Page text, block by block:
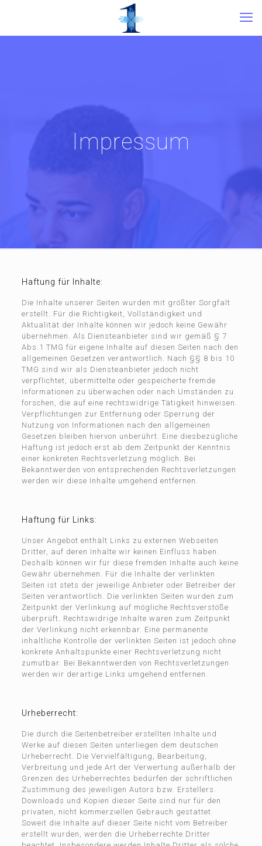
Impressum
Haftung für Inhalte:
Die Inhalte unserer Seiten wurden mit größter Sorgfalt
erstellt. Für die Richtigkeit, Vollständigkeit und
Aktualität der Inhalte können wir jedoch keine Gewähr
übernehmen. Als Diensteanbieter sind wir gemäß § 7
Abs.1 TMG für eigene Inhalte auf diesen Seiten nach den
allgemeinen Gesetzen verantwortlich. Nach §§ 8 bis 10
TMG sind wir als Diensteanbieter jedoch nicht
verpflichtet, übermittelte oder gespeicherte fremde
Informationen zu überwachen oder nach Umständen zu
forschen, die auf eine rechtswidrige Tätigkeit hinweisen.
Verpflichtungen zur Entfernung oder Sperrung der
Nutzung von Informationen nach den allgemeinen
Gesetzen bleiben hiervon unberührt. Eine diesbezügliche
Haftung ist jedoch erst ab dem Zeitpunkt der Kenntnis
einer konkreten Rechtsverletzung möglich. Bei
Bekanntwerden von entsprechenden Rechtsverletzungen
werden wir diese Inhalte umgehend entfernen.
Haftung für Links:
Unser Angebot enthält Links zu externen Webseiten
Dritter, auf deren Inhalte wir keinen Einfluss haben.
Deshalb können wir für diese fremden Inhalte auch keine
Gewähr übernehmen. Für die Inhalte der verlinkten
Seiten ist stets der jeweilige Anbieter oder Betreiber der
Seiten verantwortlich. Die verlinkten Seiten wurden zum
Zeitpunkt der Verlinkung auf mögliche Rechtsverstöße
überprüft. Rechtswidrige Inhalte waren zum Zeitpunkt
der Verlinkung nicht erkennbar. Eine permanente
inhaltliche Kontrolle der verlinkten Seiten ist jedoch ohne
konkrete Anhaltspunkte einer Rechtsverletzung nicht
zumutbar. Bei Bekanntwerden von Rechtsverletzungen
werden wir derartige Links umgehend entfernen.
Urheberrecht:
Die durch die Seitenbetreiber erstellten Inhalte und
Werke auf diesen Seiten unterliegen dem deutschen
Urheberrecht. Die Vervielfältigung, Bearbeitung,
Verbreitung und jede Art der Verwertung außerhalb der
Grenzen des Urheberrechtes bedürfen der schriftlichen
Zustimmung des jeweiligen Autors bzw. Erstellers.
Downloads und Kopien dieser Seite sind nur für den
privaten, nicht kommerziellen Gebrauch gestattet.
Soweit die Inhalte auf dieser Seite nicht vom Betreiber
erstellt wurden, werden die Urheberrechte Dritter